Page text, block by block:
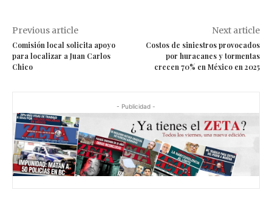
Previous article
Comisión local solicita apoyo
para localizar a Juan Carlos
Chico
Next article
Costos de siniestros provocados
por huracanes y tormentas
crecen 70% en México en 2025
- Publicidad -